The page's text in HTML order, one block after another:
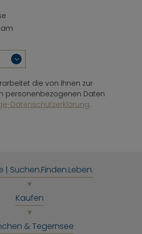
die von Ihnen zur
personenbezogenen Daten
Datenschutzerklärung.
| Suchen.Finden.Leben.
Kaufen
& Tegernsee